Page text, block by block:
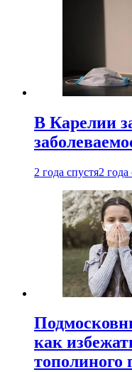
В Карелии
2 года спустя2 года
как
тополиного